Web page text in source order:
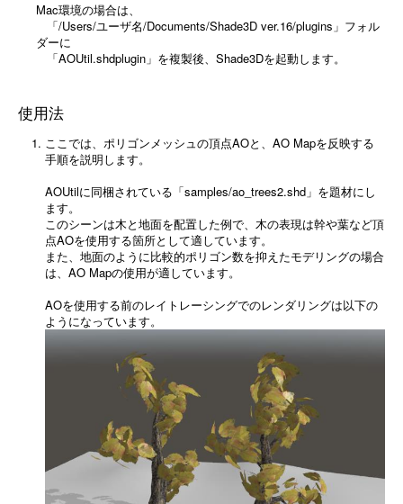
Mac環境の場合は、
「/Users/ユーザ名/Documents/Shade3D ver.16/plugins」フォル
ダーに
「AOUtil.shdplugin」を複製後、Shade3Dを起動します。
使用法
ここでは、ポリゴンメッシュの頂点AOと、AO Mapを反映する
手順を説明します。
AOUtilに同梱されている「samples/ao_trees2.shd」を題材にし
ます。
このシーンは木と地面を配置した例で、木の表現は幹や葉など頂
点AOを使用する箇所として適しています。
また、地面のように比較的ポリゴン数を抑えたモデリングの場合
は、AO Mapの使用が適しています。
AOを使用する前のレイトレーシングでのレンダリングは以下の
ようになっています。